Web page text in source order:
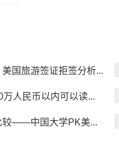
国旅游签证拒签分析...
万人民币以内可以读...
较——中国大学PK美...